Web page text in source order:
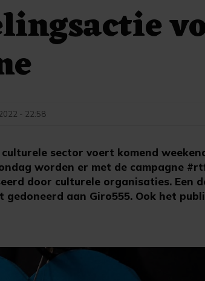
culturele sector voert komend
worden er met de campagne
door culturele organisaties. Een
aan Giro555. Ook het
- 22:58